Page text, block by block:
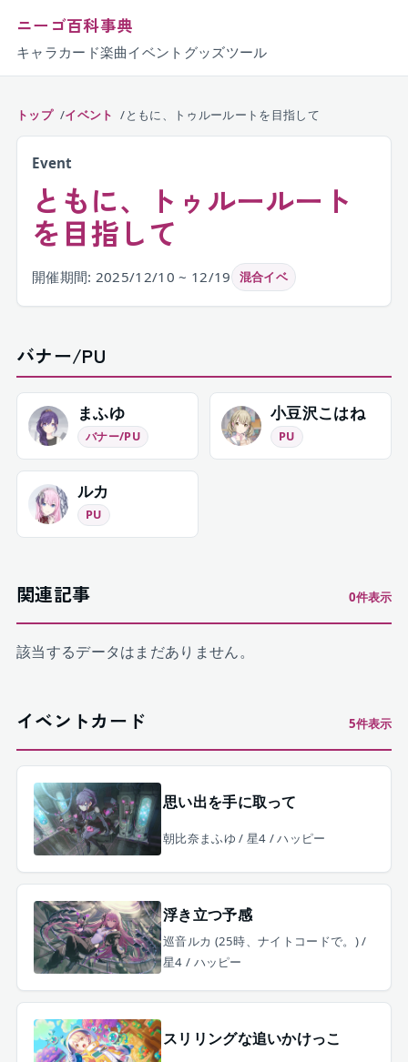
ニーゴ百科事典
キャラ カード楽曲イベント グッズツール
トップ イベント ともに、トゥルールートを目指して
Event
ともに、トゥルールート
を目指して
開催期間: 2025/12/10 ~ 12/19 混合イベ
バナー/PU
まふゆ
バナー/PU
小豆沢こはね
PU
ルカ
PU
関連記事 0件表示
該当するデータはまだありません。
イベントカード 5件表示
思い出を手に取って
朝比奈まふゆ / 星4 / ハッピー
浮き立つ予感
巡音ルカ (25時、ナイトコードで。) /
星4 / ハッピー
スリリングな追いかけっこ